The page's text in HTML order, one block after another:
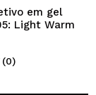
suas
anteriores.
em gel
Light Warm
(0)